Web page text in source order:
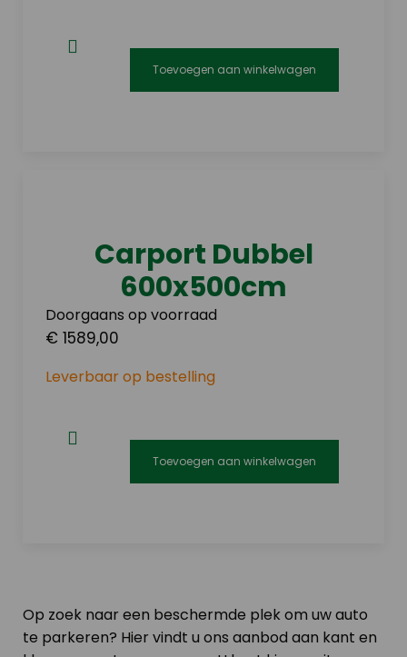
Toevoegen aan winkelwagen
Carport Dubbel
600x500cm
Doorgaans op voorraad
€ 1589,00
Leverbaar op bestelling
Toevoegen aan winkelwagen
Op zoek naar een beschermde plek om uw auto
te parkeren? Hier vindt u ons aanbod aan kant en